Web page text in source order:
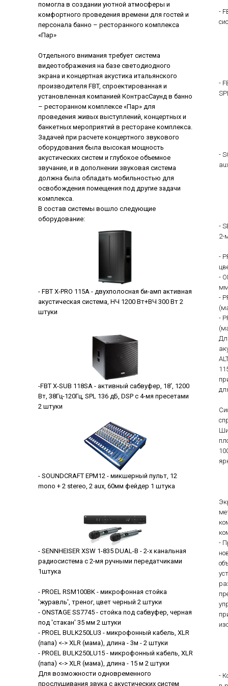
-
-
-
-
2-
-
-
-
-
-
-
- FBT X-PRO 115A - двухполосная би-амп активная
акустическая система, НЧ 1200 Вт+ВЧ 300 Вт 2
штуки
-FBT X-SUB 118SA - активный сабвуфер, 18', 1200
Вт, 38Гц-120Гц, SPL 136 дБ, DSP c 4-мя пресетами
2 штуки
- SOUNDCRAFT EPM12 - микшерный пульт, 12
mono + 2 stereo, 2 aux, 60мм фейдер 1 штука
- SENNHEISER XSW 1-835 DUAL-B - 2-х канальная
радиосистема с 2-мя ручными передатчиками
1штука
- PROEL RSM100BK - микрофонная стойка
'журавль', треног, цвет черный 2 штуки
- ONSTAGE SS7745 - стойка под сабвуфер, черная
под 'стакан' 35 мм 2 штуки
- PROEL BULK250LU3 - микрофонный кабель, XLR
(папа) <-> XLR (мама), длина - 3м - 2 штуки
- PROEL BULK250LU15 - микрофонный кабель, XLR
(папа) <-> XLR (мама), длина - 15 м 2 штуки
Для возможности одновременного
прослушивания звука с акустических систем
помогла в создании уютной атмосферы и
комфортного проведения времени для гостей и
персонала банно – ресторанного комплекса
«Пар»
Отдельного внимания требует система
видеотображения на базе светодиодного
экрана и концертная акустика итальянского
производителя FBT, спроектированная и
установленная компанией КонтрасСаунд в банно
– ресторанном комплексе «Пар» для
проведения живых выступлений, концертных и
банкетных мероприятий в ресторане комплекса.
Задачей при расчете концертного звукового
оборудования была высокая мощность
акустических систем и глубокое объемное
звучание, и в дополнении звуковая система
должна была обладать мобильностью для
освобождения помещения под другие задачи
комплекса.
В состав системы вошло следующие
оборудование: